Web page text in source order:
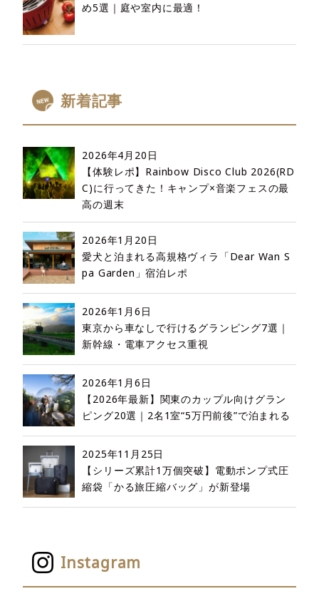
め5選｜庭や室内に最適！
新着記事
2026年4月20日
【体験レポ】Rainbow Disco Club 2026(RD
C)に行ってきた！キャンプ×音楽フェスの最
高の週末
2026年1月20日
愛犬と泊まれる高規格ヴィラ「Dear Wan S
pa Garden」宿泊レポ
2026年1月6日
東京から車なしで行けるグランピング7選｜
新幹線・電車アクセス重視
2026年1月6日
【2026年最新】関東のカップル向けグラン
ピング20選｜2名1室“5万円前後”で泊まれる
2025年11月25日
【シリーズ累計1万個突破】電動ポンプ式圧
縮袋「かる旅圧縮バッグ」が新登場
Instagram